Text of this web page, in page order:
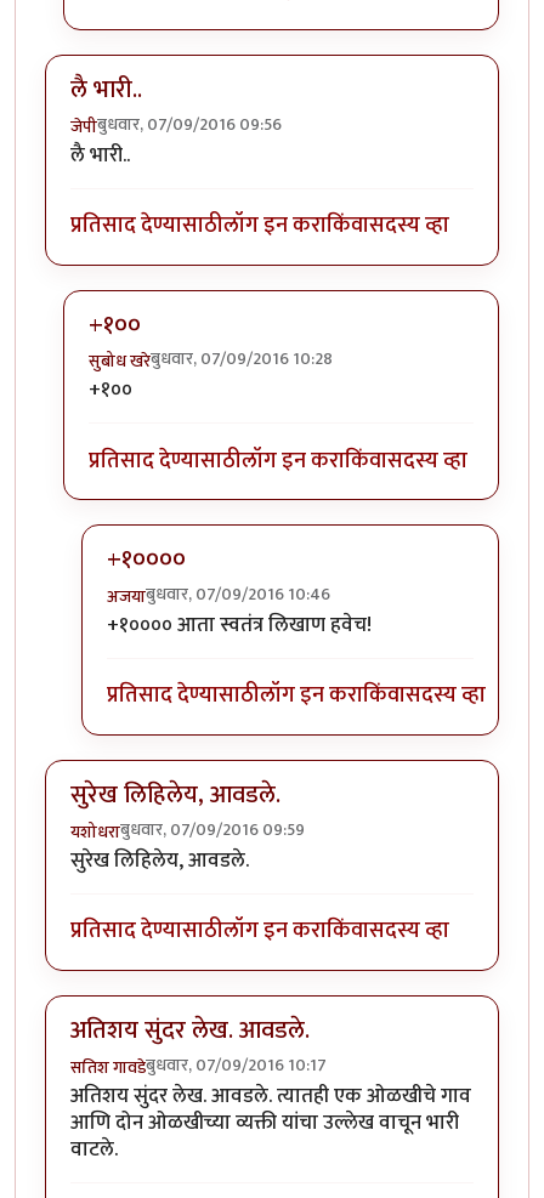
लै भारी..
जेपीबुधवार, 07/09/2016 09:56
लै भारी..
प्रतिसाद देण्यासाठीलॉग इन कराकिंवासदस्य व्हा
+१००
सुबोध खरेबुधवार, 07/09/2016 10:28
In reply to
+१००
प्रतिसाद देण्यासाठीलॉग इन कराकिंवासदस्य व्हा
+१००००
अजयाबुधवार, 07/09/2016 10:46
In reply to+१००byसुबोध खरे
+१०००० आता स्वतंत्र लिखाण हवेच!
प्रतिसाद देण्यासाठीलॉग इन कराकिंवासदस्य व्हा
सुरेख लिहिलेय, आवडले.
यशोधराबुधवार, 07/09/2016 09:59
सुरेख लिहिलेय, आवडले.
प्रतिसाद देण्यासाठीलॉग इन कराकिंवासदस्य व्हा
अतिशय सुंदर लेख. आवडले.
सतिश गावडेबुधवार, 07/09/2016 10:17
अतिशय सुंदर लेख. आवडले. त्यातही एक ओळखीचे गाव
आणि दोन ओळखीच्या व्यक्ती यांचा उल्लेख वाचून भारी
वाटले.